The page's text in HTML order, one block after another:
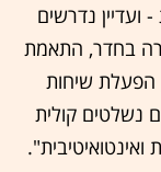
נדרשים
בחדר, התאמת
הפעלת שיחות
נשלטים קולית